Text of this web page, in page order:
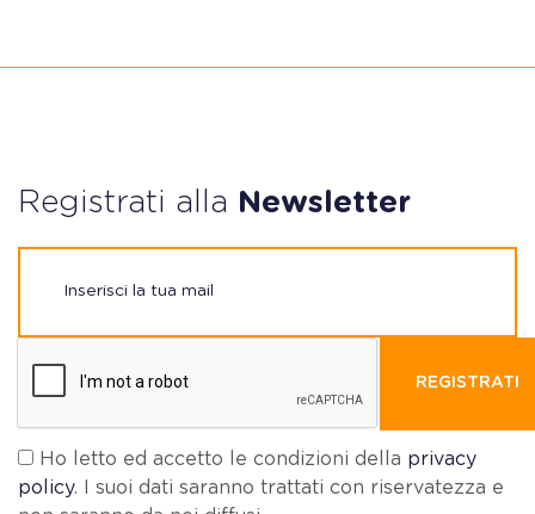
Registrati alla Newsletter
REGISTRATI
Ho letto ed accetto le condizioni della privacy
policy. I suoi dati saranno trattati con riservatezza e